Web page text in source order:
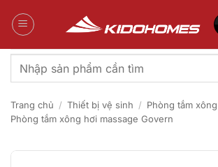
qua
Tìm
kiếm:
Trang chủ / Thiết bị vệ sinh / Phòng tắm
Phòng tắm xông hơi massage Govern